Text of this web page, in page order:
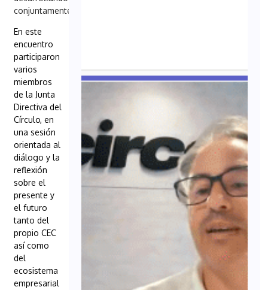
conjuntamente.
En este
encuentro
participaron
varios
miembros
de la Junta
Directiva del
Círculo, en
una sesión
orientada al
diálogo y la
reflexión
sobre el
presente y
el futuro
tanto del
propio CEC
asícomo
del
ecosistema
empresarial